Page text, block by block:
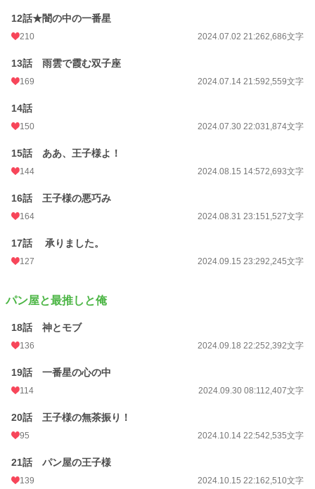
12話★闇の中の一番星
210 2024.07.02 21:262,686文字
13話 雨雲で霞む双子座
169 2024.07.14 21:592,559文字
14話
150 2024.07.30 22:031,874文字
15話 ああ、王子様よ！
144 2024.08.15 14:572,693文字
16話 王子様の悪巧み
164 2024.08.31 23:151,527文字
17話 承りました。
127 2024.09.15 23:292,245文字
パン屋と最推しと俺
18話 神とモブ
136 2024.09.18 22:252,392文字
19話 一番星の心の中
114 2024.09.30 08:112,407文字
20話 王子様の無茶振り！
95 2024.10.14 22:542,535文字
21話 パン屋の王子様
139 2024.10.15 22:162,510文字